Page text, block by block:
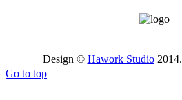
Design © Hawork Studio2014.
Go to top